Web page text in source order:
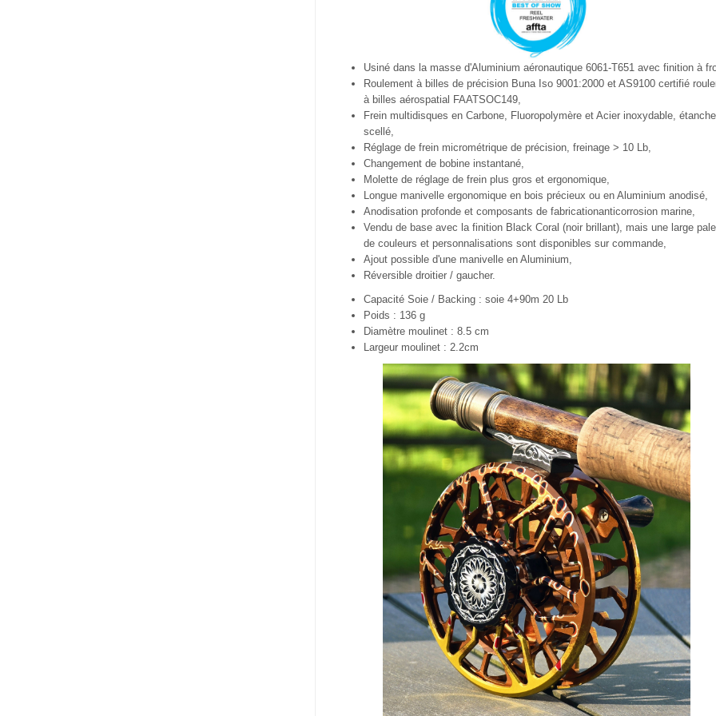
Usiné dans la masse d'Aluminium aéronautique 6061-T651 avec finition à
Roulement à billes de précision Buna Iso 9001:2000 et AS9100 certifié
à billes aérospatial FAATSOC149,
Frein multidisques en Carbone, Fluoropolymère et Acier inoxydable,
scellé,
Réglage de frein micrométrique de précision, freinage > 10 Lb,
Changement de bobine instantané,
Molette de réglage de frein plus gros et ergonomique,
Longue manivelle ergonomique en bois précieux ou en Aluminium anodisé,
Anodisation profonde et composants de fabricationanticorrosion marine,
Vendu de base avec la finition Black Coral (noir brillant), mais une large
de couleurs et personnalisations sont disponibles sur commande,
Ajout possible d'une manivelle en Aluminium,
Réversible droitier / gaucher.
Capacité Soie / Backing : soie 4+90m 20 Lb
Poids : 136 g
Diamètre moulinet : 8.5 cm
Largeur moulinet : 2.2cm